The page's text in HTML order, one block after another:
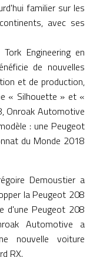
familier sur les
avec ses
Engineering en
de nouvelles
et de production,
« Silhouette » et «
Onroak Automotive
: une Peugeot
du Monde 2018
Demoustier a
la Peugeot 208
d'une Peugeot 208
Automotive a
nouvelle voiture
RX.